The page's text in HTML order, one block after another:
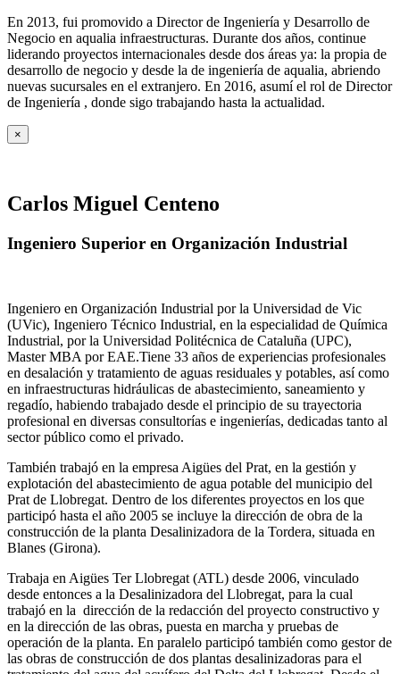
En 2013, fui promovido a Director de Ingeniería y Desarrollo de
Negocio en aqualia infraestructuras. Durante dos años, continue
liderando proyectos internacionales desde dos áreas ya: la propia de
desarrollo de negocio y desde la de ingeniería de aqualia, abriendo
nuevas sucursales en el extranjero. En 2016, asumí el rol de Director
de Ingeniería , donde sigo trabajando hasta la actualidad.
×
Carlos Miguel Centeno
Ingeniero Superior en Organización Industrial
Ingeniero en Organización Industrial por la Universidad de Vic
(UVic), Ingeniero Técnico Industrial, en la especialidad de Química
Industrial, por la Universidad Politécnica de Cataluña (UPC),
Master MBA por EAE.Tiene 33 años de experiencias profesionales
en desalación y tratamiento de aguas residuales y potables, así como
en infraestructuras hidráulicas de abastecimiento, saneamiento y
regadío, habiendo trabajado desde el principio de su trayectoria
profesional en diversas consultorías e ingenierías, dedicadas tanto al
sector público como el privado.
También trabajó en la empresa Aigües del Prat, en la gestión y
explotación del abastecimiento de agua potable del municipio del
Prat de Llobregat. Dentro de los diferentes proyectos en los que
participó hasta el año 2005 se incluye la dirección de obra de la
construcción de la planta Desalinizadora de la Tordera, situada en
Blanes (Girona).
Trabaja en Aigües Ter Llobregat (ATL) desde 2006, vinculado
desde entonces a la Desalinizadora del Llobregat, para la cual
trabajó en la dirección de la redacción del proyecto constructivo y
en la dirección de las obras, puesta en marcha y pruebas de
operación de la planta. En paralelo participó también como gestor de
las obras de construcción de dos plantas desalinizadoras para el